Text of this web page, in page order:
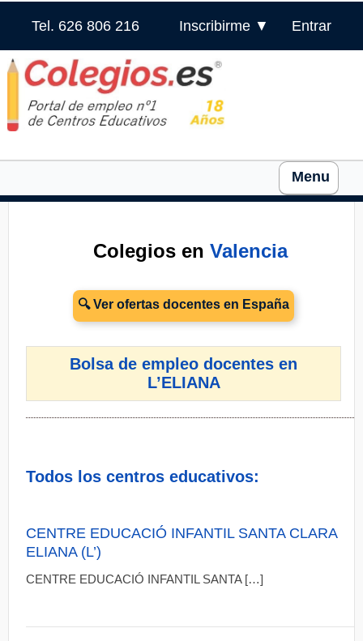
Tel. 626 806 216 Inscribirme ▼ Entrar
Menu
Colegios en Valencia
🔍 Ver ofertas docentes en España
Bolsa de empleo docentes en
L’ELIANA
Todos los centros educativos:
CENTRE EDUCACIÓ INFANTIL SANTA CLARA
ELIANA (L’)
CENTRE EDUCACIÓ INFANTIL SANTA […]